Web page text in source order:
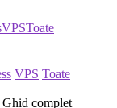
VPSToate
VPS Toate
Ghid complet